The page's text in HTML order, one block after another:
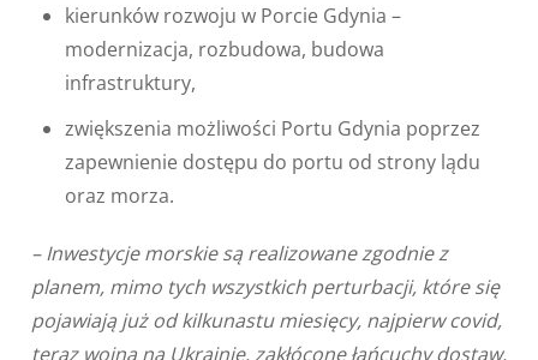
kierunków rozwoju w Porcie Gdynia –
modernizacja, rozbudowa, budowa
infrastruktury,
zwiększenia możliwości Portu Gdynia poprzez
zapewnienie dostępu do portu od strony lądu
oraz morza.
– Inwestycje morskie są realizowane zgodnie z
planem, mimo tych wszystkich perturbacji, które się
pojawiają już od kilkunastu miesięcy, najpierw covid,
teraz wojna na Ukrainie, zakłócone łańcuchy dostaw,